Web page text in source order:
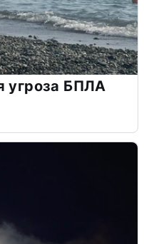
угроза БПЛА